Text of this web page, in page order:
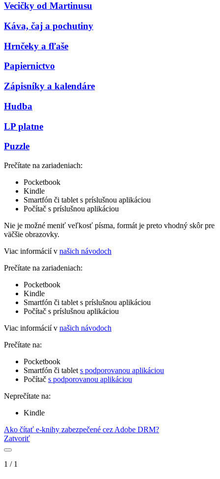
Vecičky od Martinusu
Káva, čaj a pochutiny
Hrnčeky a fľaše
Papiernictvo
Zápisníky a kalendáre
Hudba
LP platne
Puzzle
Prečítate na zariadeniach:
Pocketbook
Kindle
Smartfón či tablet s príslušnou aplikáciou
Počítač s príslušnou aplikáciou
Nie je možné meniť veľkosť písma, formát je preto vhodný skôr pre
väčšie obrazovky.
Viac informácií v našich návodoch
Prečítate na zariadeniach:
Pocketbook
Kindle
Smartfón či tablet s príslušnou aplikáciou
Počítač s príslušnou aplikáciou
Viac informácií v našich návodoch
Prečítate na:
Pocketbook
Smartfón či tablet s podporovanou aplikáciou
Počítač s podporovanou aplikáciou
Neprečítate na:
Kindle
Ako čítať e-knihy zabezpečené cez Adobe DRM?
Zatvoriť
1 / 1